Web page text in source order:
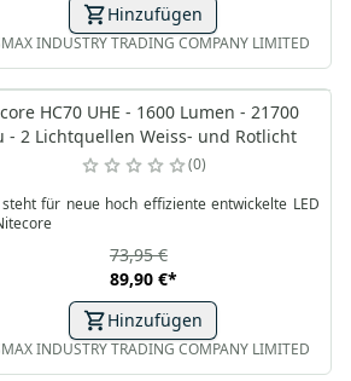
Hinzufügen
INDUSTRY TRADING COMPANY LIMITED
HC70 UHE - 1600 Lumen - 21700
- 2 Lichtquellen Weiss- und Rotlicht
0
steht für neue hoch effiziente entwickelte LED
89,90 €*
73,95 €
Hinzufügen
INDUSTRY TRADING COMPANY LIMITED